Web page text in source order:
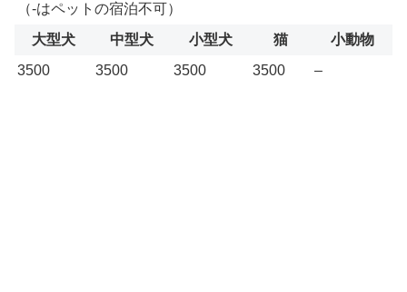
（-はペットの宿泊不可）
大型犬
中型犬 小型犬 猫
小動物
3500
3500 3500 3500 –